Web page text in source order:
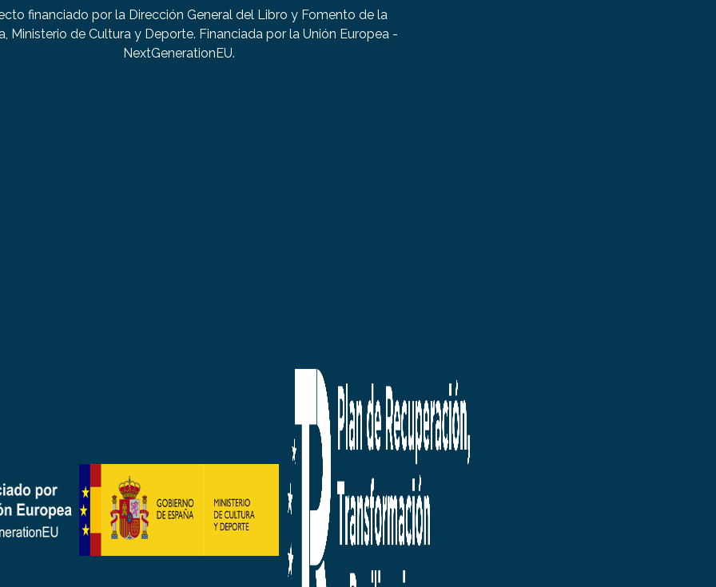
financiado por la Dirección General del Libro y Fomento de la
Ministerio de Cultura y Deporte. Financiada por la Unión Europea -
NextGenerationEU.